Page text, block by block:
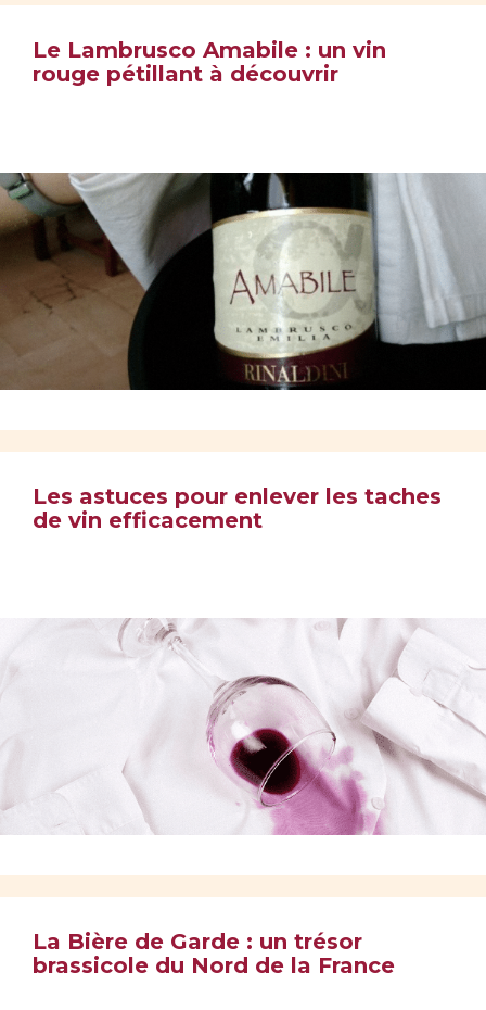
Le Lambrusco Amabile : un vin
rouge pétillant à découvrir
Les astuces pour enlever les taches
de vin efficacement
La Bière de Garde : un trésor
brassicole du Nord de la France